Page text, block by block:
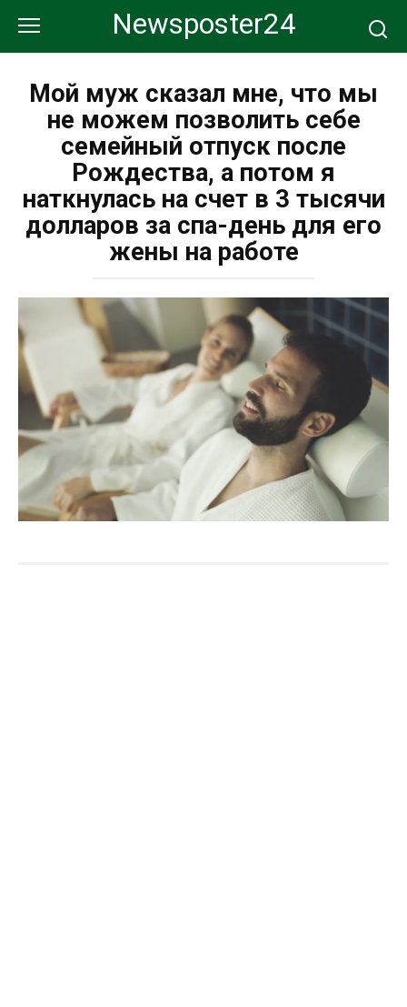
контенту
Newsposter24
Мой муж сказал мне, что мы
не можем позволить себе
семейный отпуск после
Рождества, а потом я
наткнулась на счет в 3 тысячи
долларов за спа-день для его
жены на работе